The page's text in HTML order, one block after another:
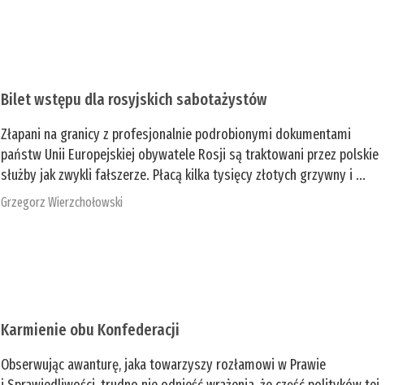
Bilet wstępu dla rosyjskich sabotażystów
Złapani na granicy z profesjonalnie podrobionymi dokumentami
państw Unii Europejskiej obywatele Rosji są traktowani przez polskie
służby jak zwykli fałszerze. Płacą kilka tysięcy złotych grzywny i ...
Grzegorz Wierzchołowski
Karmienie obu Konfederacji
Obserwując awanturę, jaka towarzyszy rozłamowi w Prawie